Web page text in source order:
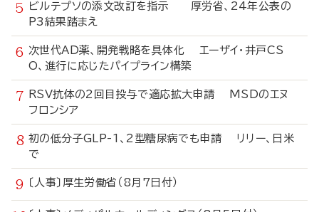
ビルテプソの添文改訂を指示 厚労省、24年公表の
P3結果踏まえ
次世代AD薬、開発戦略を具体化 エーザイ・井戸CS
O、進行に応じたパイプライン構築
RSV抗体の2回目投与で適応拡大申請 MSDのエヌ
フロンシア
初の低分子GLP-1、2型糖尿病でも申請 リリー、日米
で
〔人事〕厚生労働省（8月7日付）